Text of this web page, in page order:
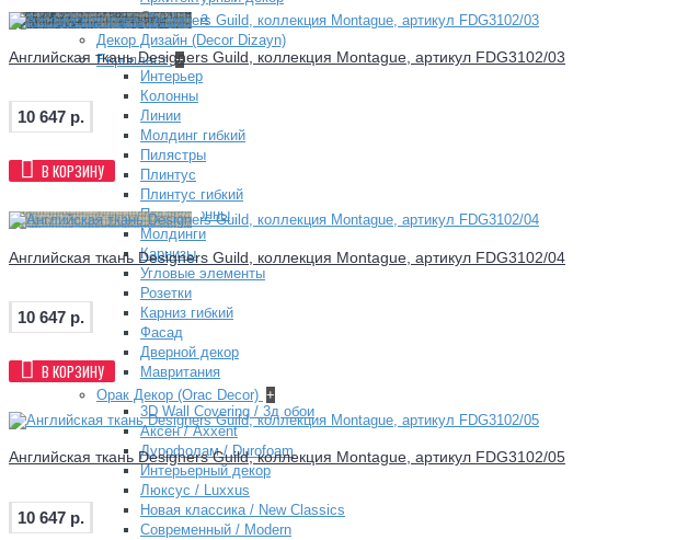
Структура
Декор Дизайн (Decor Dizayn)
Европласт +
Интерьер
Колонны
Линии
Молдинг гибкий
Пилястры
Плинтус
Плинтус гибкий
Полуколонны
Молдинги
Карнизы
Угловые элементы
Розетки
Карниз гибкий
Фасад
Дверной декор
Мавритания
Орак Декор (Orac Decor) +
3D Wall Covering / 3д обои
Аксен / Axxent
Дурофолам / Durofoam
Интерьерный декор
Люксус / Luxxus
Новая классика / New Classics
Современный / Modern
Английская ткань Designers Guild, коллекция Montague, артикул FDG3102/03
10 647 р.
В КОРЗИНУ
Английская ткань Designers Guild, коллекция Montague, артикул FDG3102/04
10 647 р.
В КОРЗИНУ
Английская ткань Designers Guild, коллекция Montague, артикул FDG3102/05
10 647 р.